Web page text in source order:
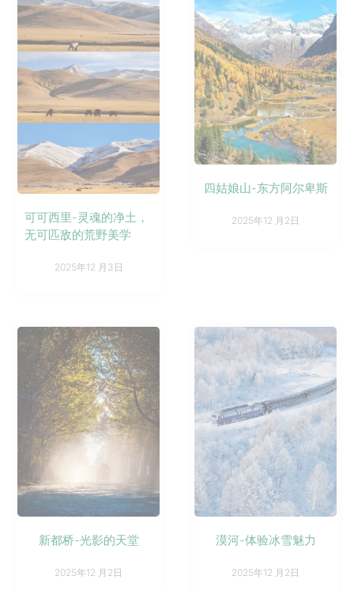
可可西里-灵魂的净土，
无可匹敌的荒野美学
2025年12 月3日
四姑娘山-东方阿尔卑斯
2025年12 月2日
新都桥-光影的天堂
2025年12 月2日
漠河-体验冰雪魅力
2025年12 月2日